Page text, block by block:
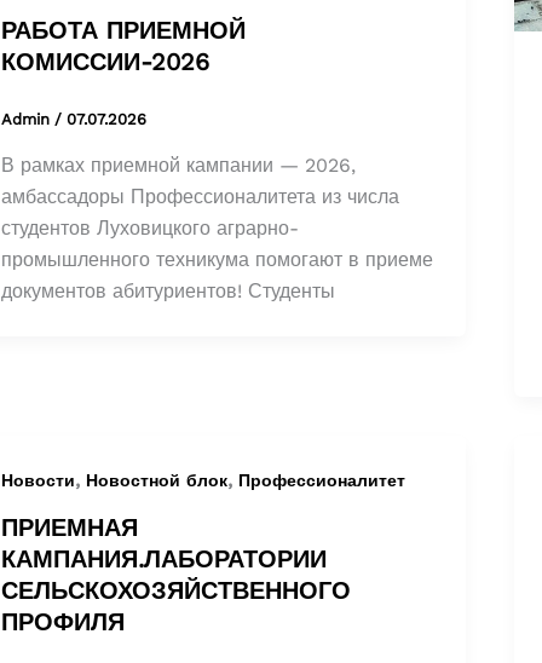
РАБОТА ПРИЕМНОЙ
КОМИССИИ-2026
Admin / 07.07.2026
В рамках приемной кампании — 2026,
амбассадоры Профессионалитета из числа
студентов Луховицкого аграрно-
промышленного техникума помогают в приеме
документов абитуриентов! Студенты
Новости, Новостной блок, Профессионалитет
ПРИЕМНАЯ
КАМПАНИЯ.ЛАБОРАТОРИИ
СЕЛЬСКОХОЗЯЙСТВЕННОГО
ПРОФИЛЯ